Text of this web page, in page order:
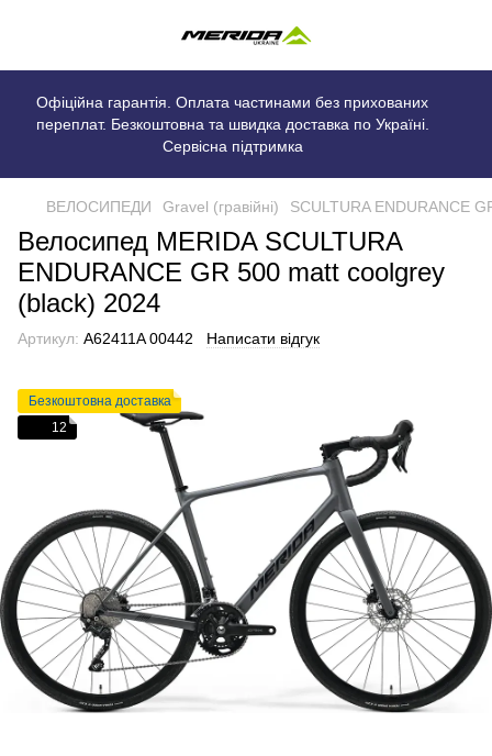
Офіційна гарантія. Оплата частинами без прихованих
переплат. Безкоштовна та швидка доставка по Україні.
Сервісна підтримка
ВЕЛОСИПЕДИ Gravel (гравійні) SCULTURA ENDURANCE
Велосипед MERIDA SCULTURA
ENDURANCE GR 500 matt coolgrey
(black) 2024
Артикул: A62411A 00442 Написати відгук
Безкоштовна доставка
12